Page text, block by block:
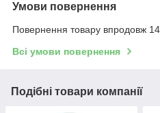
Умови повернення
Повернення товару впродовж
Всі умови повернення
Подібні товари компанії